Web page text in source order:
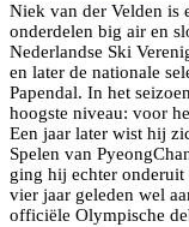
Niek van der Velden is
onderdelen big air en
Nederlandse Ski
en later de nationale
Papendal. In het
hoogste niveau: voor
Een jaar later wist hij
Spelen van
ging hij echter
vier jaar geleden wel
officiële Olympische